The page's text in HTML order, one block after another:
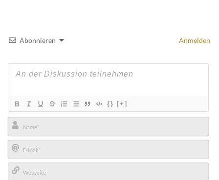
Abonnieren Anmelden
{} [+]
Name*
E-
Mail*